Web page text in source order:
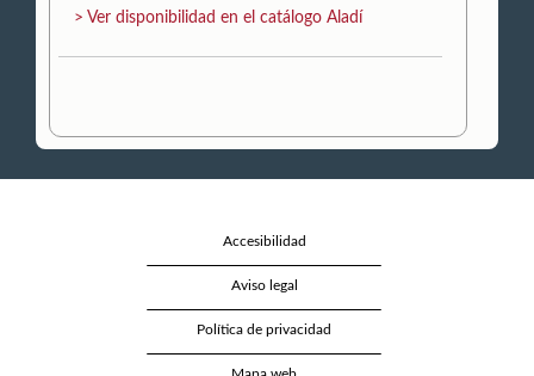
> Ver disponibilidad en el catálogo Aladí
Accesibilidad
Aviso legal
Política de privacidad